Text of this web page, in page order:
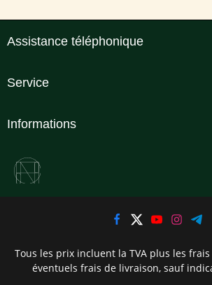
Assistance téléphonique
Service
Informations
Tous les prix incluent la TVA plus les
éventuels frais de livraison, sauf